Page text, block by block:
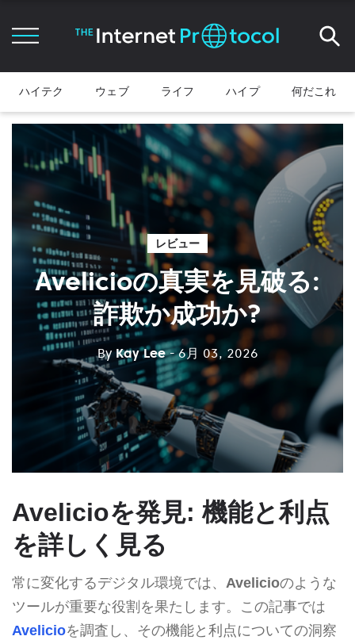
ハイテク ウェブ ライフ ハイプ 何だこれ
レビュー
Avelicioの真実を見破る:
詐欺か成功か?
ByKay Lee - 6月 03, 2026
Avelicioを発見: 機能と利点
を詳しく見る
常に変化するデジタル環境では、 Avelicioのような
ツールが重要な役割を果たします。この記事では
Avelicioを調査し、その機能と利点についての洞察